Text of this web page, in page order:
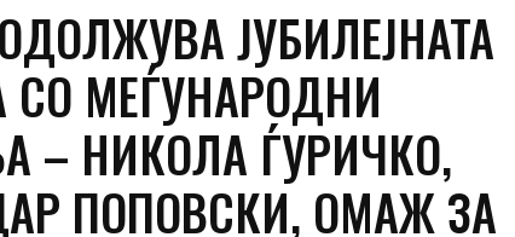
ЈУБИЛЕЈНАТА
СО МЕЃУНАРОДНИ
– НИКОЛА ЃУРИЧКО,
ПОПОВСКИ, ОМАЖ ЗА